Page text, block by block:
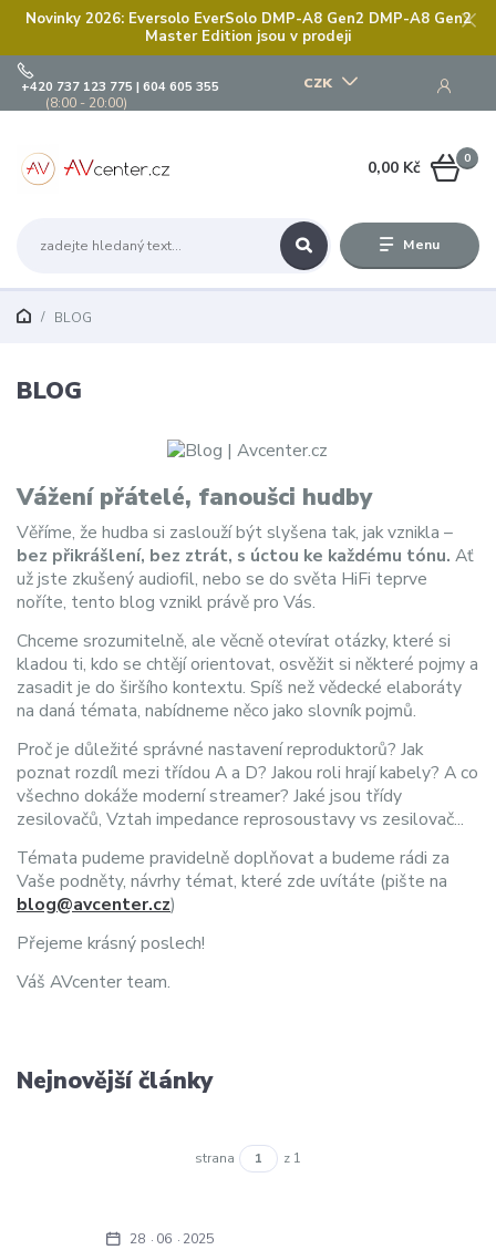
Novinky 2026: Eversolo EverSolo DMP-A8 Gen2 DMP-A8 Gen2
Master Edition jsou v prodeji
Menu
CZK
+420 737 123 775 | 604 605 355
(8:00 - 20:00)
0
0,00 Kč
BLOG
BLOG
Vážení přátelé, fanoušci hudby
Věříme, že hudba si zaslouží být slyšena tak, jak vznikla –
bez přikrášlení, bez ztrát, s úctou ke každému tónu. Ať
už jste zkušený audiofil, nebo se do světa HiFi teprve
noříte, tento blog vznikl právě pro Vás.
Chceme srozumitelně, ale věcně otevírat otázky, které si
kladou ti, kdo se chtějí orientovat, osvěžit si některé pojmy a
zasadit je do širšího kontextu. Spíš než vědecké elaboráty
na daná témata, nabídneme něco jako slovník pojmů.
Proč je důležité správné nastavení reproduktorů? Jak
poznat rozdíl mezi třídou A a D? Jakou roli hrají kabely? A co
všechno dokáže moderní streamer? Jaké jsou třídy
zesilovačů, Vztah impedance reprosoustavy vs zesilovač...
Témata pudeme pravidelně doplňovat a budeme rádi za
Vaše podněty, návrhy témat, které zde uvítáte (pište na
blog@avcenter.cz)
Přejeme krásný poslech!
Váš AVcenter team.
Nejnovější články
strana z 1
28 06 2025